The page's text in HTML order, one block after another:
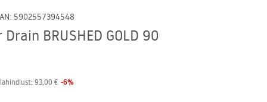
: 5902557394548
BRUSHED GOLD 90
93,00 € -6%